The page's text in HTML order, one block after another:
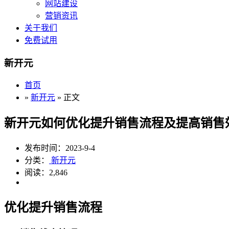
网站建设
营销资讯
关于我们
免费试用
新开元
首页
» 新开元 » 正文
新开元如何优化提升销售流程及提高销售
发布时间：2023-9-4
分类：
新开元
阅读：2,846
优化提升销售流程